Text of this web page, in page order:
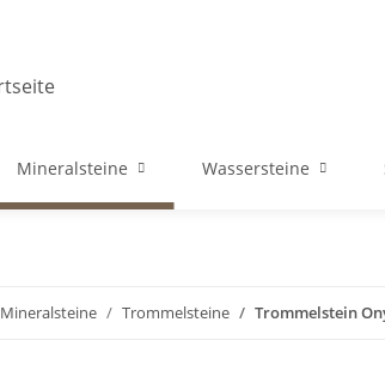
Mineralsteine Wassersteine
Mineralsteine Trommelsteine Trommelstein